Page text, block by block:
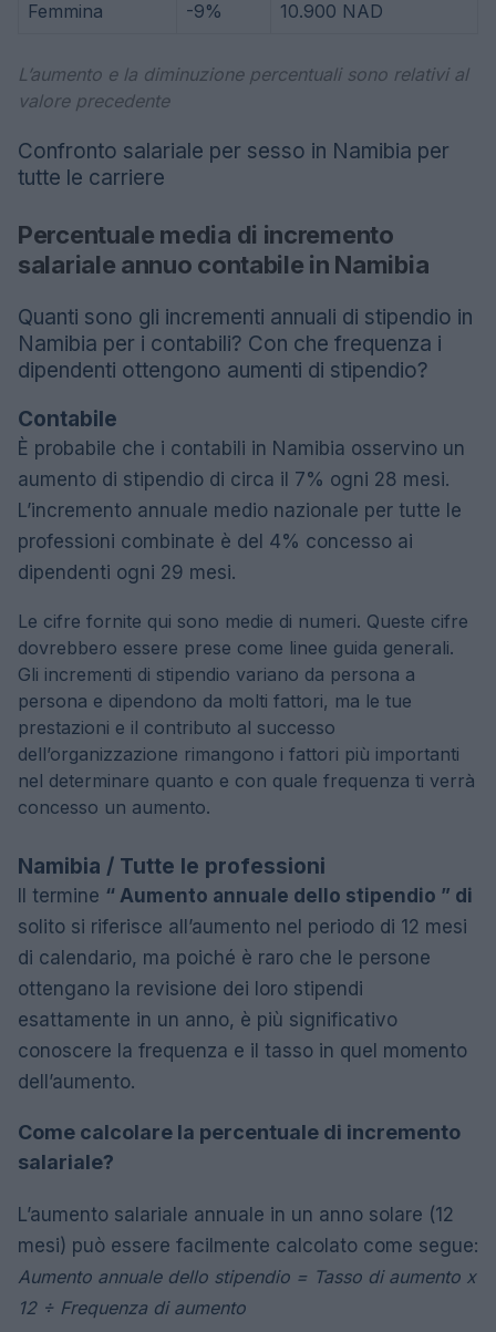
Femmina -9% 10.900 NAD
L’aumento e la diminuzione percentuali sono relativi al
valore precedente
Confronto salariale per sesso in Namibia per
tutte le carriere
Percentuale media di incremento
salariale annuo contabile in Namibia
Quanti sono gli incrementi annuali di stipendio in
Namibia per i contabili? Con che frequenza i
dipendenti ottengono aumenti di stipendio?
Contabile
È probabile che i contabili in Namibia osservino un
aumento di stipendio di circa il 7% ogni 28 mesi.
L’incremento annuale medio nazionale per tutte le
professioni combinate è del 4% concesso ai
dipendenti ogni 29 mesi.
Le cifre fornite qui sono medie di numeri. Queste cifre
dovrebbero essere prese come linee guida generali.
Gli incrementi di stipendio variano da persona a
persona e dipendono da molti fattori, ma le tue
prestazioni e il contributo al successo
dell’organizzazione rimangono i fattori più importanti
nel determinare quanto e con quale frequenza ti verrà
concesso un aumento.
Namibia / Tutte le professioni
Il termine “ Aumento annuale dello stipendio ” di
solito si riferisce all’aumento nel periodo di 12 mesi
di calendario, ma poiché è raro che le persone
ottengano la revisione dei loro stipendi
esattamente in un anno, è più significativo
conoscere la frequenza e il tasso in quel momento
dell’aumento.
Come calcolare la percentuale di incremento
salariale?
L’aumento salariale annuale in un anno solare (12
mesi) può essere facilmente calcolato come segue:
Aumento annuale dello stipendio = Tasso di aumento x
12 ÷ Frequenza di aumento